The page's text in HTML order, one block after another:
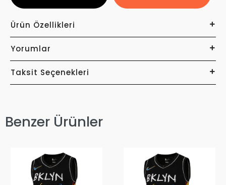
Ürün Özellikleri
Yorumlar
Taksit Seçenekleri
Benzer Ürünler